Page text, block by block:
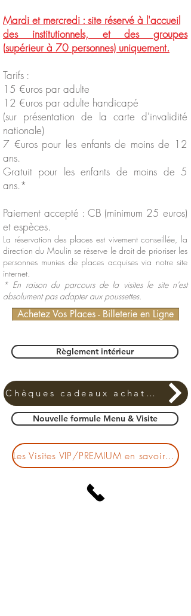
Mardi et mercredi : site réservé à l'accueil
des institutionnels, et des groupes
(supérieurà 70 personnes) uniquement.
Tarifs :
15 €uros par adulte
12 €uros par adulte handicapé
(sur présentation de la carte d'invalidité
nationale)
7 €uros pour les enfants de moins de 12
ans.
Gratuit pour les enfants de moins de 5
ans.*
Paiement accepté : CB (minimum 25 euros)
et espèces.
La réservation des places est vivement conseillée, la
direction du Moulin se réserve le droit de prioriser les
personnes munies de places acquises via notre site
internet.
* En raison du parcours de la visites le site n’est
absolument pas adapter aux poussettes.
Achetez Vos Places - Billeterie en Ligne
Règlement intérieur
Chèques cadeaux achat & détails
Nouvelle formule Menu & Visite
Les Visites VIP/PREMIUM en savoir plus